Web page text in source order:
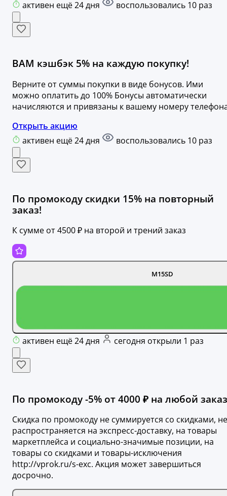
активен ещё 24 дня
воспользовались 10 раз
ВАМ кэшбэк 5% на каждую покупку!
Верните от суммы покупки в виде бонусов. Ими
можно оплатить до 100% Бонусы автоматически
начисляются и привязаны к вашему номеру
Открыть акцию
активен ещё 24 дня
воспользовались 10 раз
По промокоду скидки 15% на повторный
заказ!
К сумме от 4500 ₽ на второй и трений заказ
M15SD
активен ещё 24 дня сегодня открыли 1 раз
По промокоду -5% от 4000 ₽ на любой
Скидка по промокоду не суммируется со скидками, не
распространяется на экспресс-доставку, на товары
маркетплейса и социально-значимые позиции, на
товары со скидками и товары-исключения
http://vprok.ru/s-exc. Акция может завершиться
досрочно.